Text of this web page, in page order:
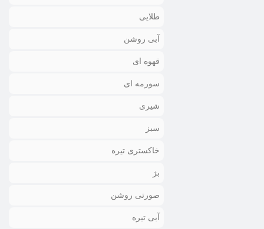
طلایی
آبی روشن
قهوه ای
سورمه ای
شیری
سبز
خاکستری تیره
بژ
صورتی روشن
آبی تیره